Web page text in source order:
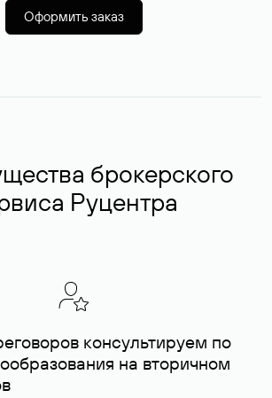
Оформить заказ
брокерского
Руцентра
консультируем по
на вторичном